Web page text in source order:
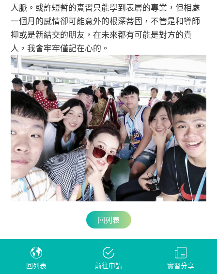
人脈。或許短暫的實習只能學到表層的專業，但相處
一個月的感情卻可能意外的根深蒂固，不管是和導師
抑或是新結交的朋友，在未來都有可能是對方的貴
人，我會牢牢僅記在心的。
回列表
回列表 前往申請 實習分享